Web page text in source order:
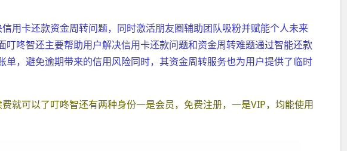
用卡还款资金周转问题，同时激活朋友圈辅助团队吸粉并赋能个人未来
叮咚智还主要帮助用户解决信用卡还款问题和资金周转难题通过智能还款
单，避免逾期带来的信用风险同时，其资金周转服务也为用户提供了临时
就可以了叮咚智还有两种身份一是会员，免费注册，一是VIP，均能使用